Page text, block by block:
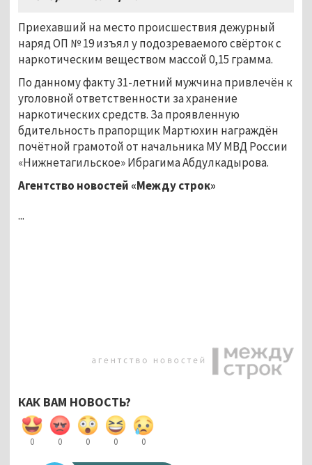
Приехавший на место происшествия дежурный
наряд ОП № 19 изъял у подозреваемого свёрток с
наркотическим веществом массой 0,15 грамма.
По данному факту 31-летний мужчина привлечён к
уголовной ответственности за хранение
наркотических средств. За проявленную
бдительность прапорщик Мартюхин награждён
почётной грамотой от начальника МУ МВД России
«Нижнетагильское» Ибрагима Абдулкадырова.
Агентство новостей «Между строк»
...
КАК ВАМ НОВОСТЬ?
0 0 0 0 0